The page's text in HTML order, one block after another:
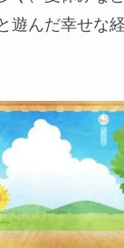
遊んだ幸せな